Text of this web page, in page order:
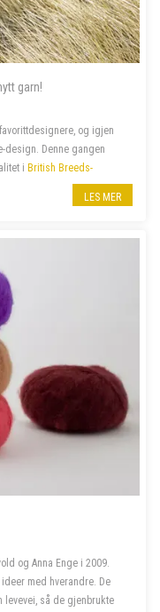
garn!
og igjen
design. Denne gangen
i British Breeds-
, er
LES MER
og Anna Enge i 2009.
med hverandre. De
så de gjenbrukte